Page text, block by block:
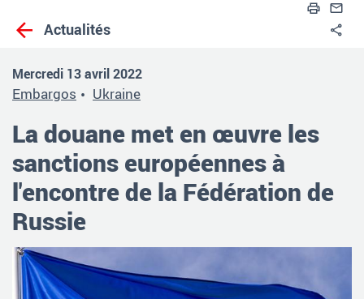
Actualités
Mercredi 13 avril 2022
Embargos Ukraine
La douane met en œuvre les
sanctions européennes à
l'encontre de la Fédération de
Russie